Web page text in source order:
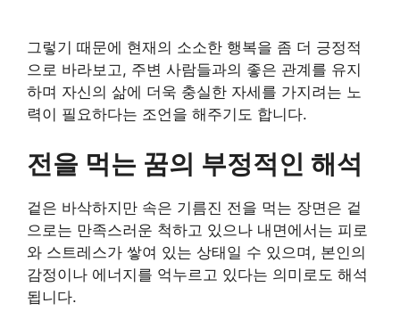
그렇기 때문에 현재의 소소한 행복을 좀 더 긍정적
으로 바라보고, 주변 사람들과의 좋은 관계를 유지
하며 자신의 삶에 더욱 충실한 자세를 가지려는 노
력이 필요하다는 조언을 해주기도 합니다.
전을 먹는 꿈의 부정적인 해석
겉은 바삭하지만 속은 기름진 전을 먹는 장면은 겉
으로는 만족스러운 척하고 있으나 내면에서는 피로
와 스트레스가 쌓여 있는 상태일 수 있으며, 본인의
감정이나 에너지를 억누르고 있다는 의미로도 해석
됩니다.